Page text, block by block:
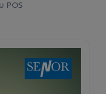
POS